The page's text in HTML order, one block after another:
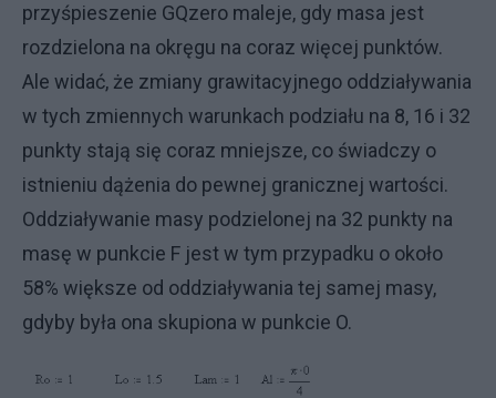
przyśpieszenie GQzero maleje, gdy masa jest
rozdzielona na okręgu na coraz więcej punktów.
Ale widać, że zmiany grawitacyjnego oddziaływania
w tych zmiennych warunkach podziału na 8, 16 i 32
punkty stają się coraz mniejsze, co świadczy o
istnieniu dążenia do pewnej granicznej wartości.
Oddziaływanie masy podzielonej na 32 punkty na
masę w punkcie F jest w tym przypadku o około
58% większe od oddziaływania tej samej masy,
gdyby była ona skupiona w punkcie O.